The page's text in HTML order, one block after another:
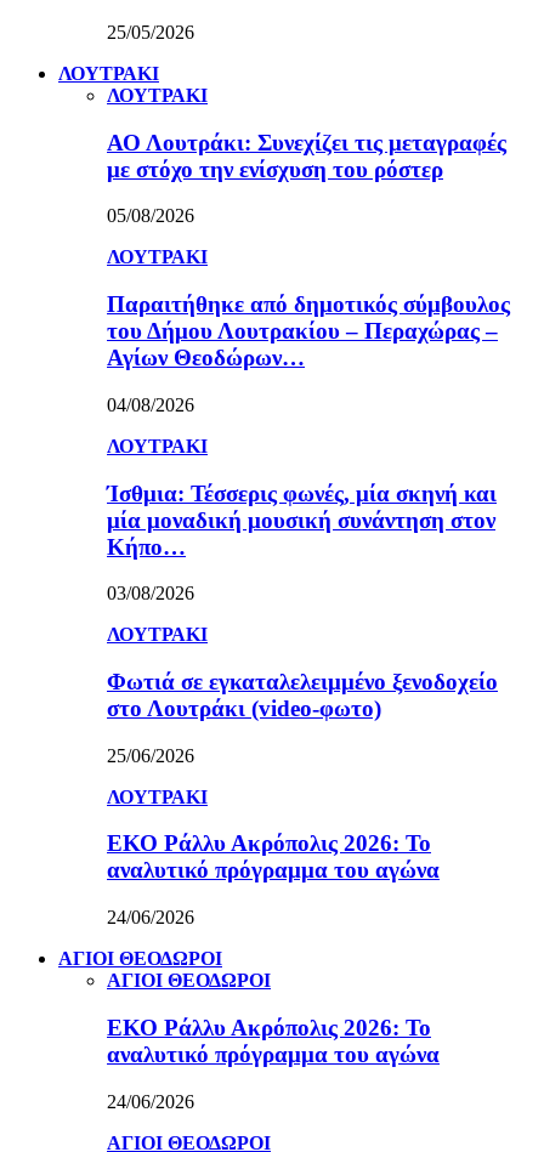
25/05/2026
ΛΟΥΤΡΑΚΙ
ΛΟΥΤΡΑΚΙ
ΑΟ Λουτράκι: Συνεχίζει τις μεταγραφές
με στόχο την ενίσχυση του ρόστερ
05/08/2026
ΛΟΥΤΡΑΚΙ
Παραιτήθηκε από δημοτικός σύμβουλος
του Δήμου Λουτρακίου – Περαχώρας –
Αγίων Θεοδώρων…
04/08/2026
ΛΟΥΤΡΑΚΙ
Ίσθμια: Τέσσερις φωνές, μία σκηνή και
μία μοναδική μουσική συνάντηση στον
Κήπο…
03/08/2026
ΛΟΥΤΡΑΚΙ
Φωτιά σε εγκαταλελειμμένο ξενοδοχείο
στο Λουτράκι (video-φωτο)
25/06/2026
ΛΟΥΤΡΑΚΙ
ΕΚΟ Ράλλυ Ακρόπολις 2026: Το
αναλυτικό πρόγραμμα του αγώνα
24/06/2026
ΑΓΙΟΙ ΘΕΟΔΩΡΟΙ
ΑΓΙΟΙ ΘΕΟΔΩΡΟΙ
ΕΚΟ Ράλλυ Ακρόπολις 2026: Το
αναλυτικό πρόγραμμα του αγώνα
24/06/2026
ΑΓΙΟΙ ΘΕΟΔΩΡΟΙ